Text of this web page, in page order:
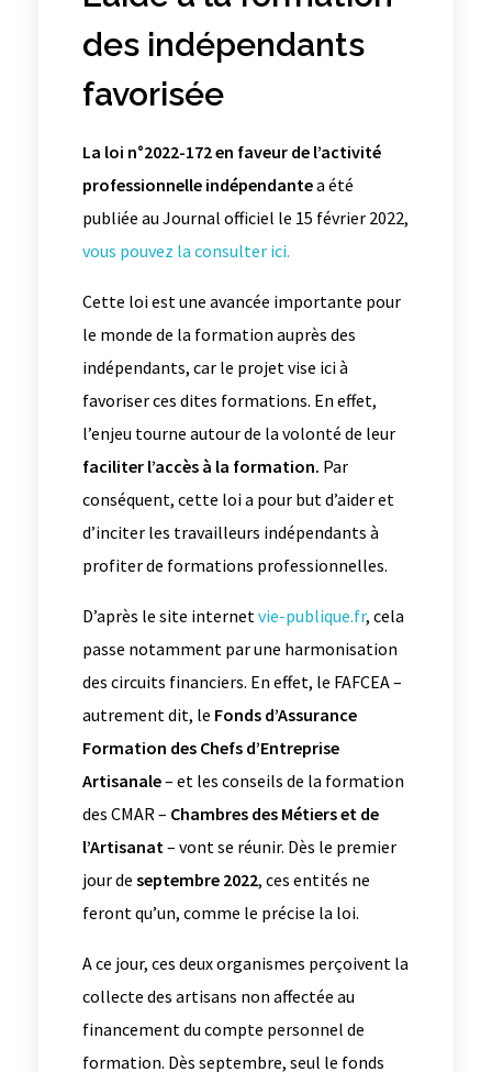
des indépendants
favorisée
La loi n°2022-172 en faveur de l’activité
professionnelle indépendantea été
publiée au Journal officiel le 15 février 2022,
vous pouvez la consulter ici.
Cette loi est une avancée importante pour
le monde de la formation auprès des
indépendants, car le projet vise ici à
favoriser ces dites formations. En effet,
l’enjeu tourne autour de la volonté de leur
faciliter l’accès à la formation. Par
conséquent, cette loi a pour but d’aider et
d’inciter les travailleurs indépendants à
profiter de formations professionnelles.
D’après le site internet vie-publique.fr, cela
passe notamment par une harmonisation
des circuits financiers. En effet, le FAFCEA –
autrement dit, le Fonds d’Assurance
Formation des Chefs d’Entreprise
Artisanale– et les conseils de la formation
des CMAR – Chambres des Métiers et de
l’Artisanat – vont se réunir. Dès le premier
jour de septembre 2022, ces entités ne
feront qu’un, comme le précise la loi.
A ce jour, ces deux organismes perçoivent la
collecte des artisans non affectée au
financement du compte personnel de
formation. Dès septembre, seul le fonds